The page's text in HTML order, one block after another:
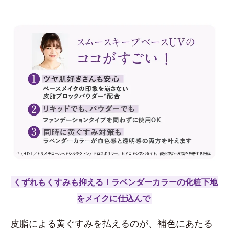
くずれもくすみも抑える！ラベンダーカラーの化粧下地
をメイクに仕込んで
皮脂による黄ぐすみを払えるのが、補色にあたる